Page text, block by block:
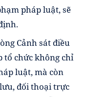
pháp luật, sẽ
Cảnh sát điều
tổ chức không chỉ
luật, mà còn
đối thoại trực